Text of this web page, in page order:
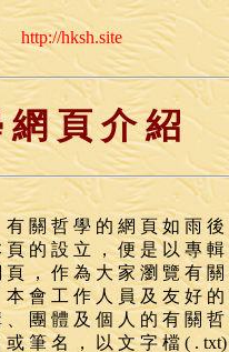
http://hksh.site
網 頁 介 紹
關 哲 學 的 網 頁 如 雨
的 設 立 ， 便 是 以 專
， 作 為 大 家 瀏 覽 有
本 會 工 作 人 員 及 友 好
團 體 及 個 人 的 有 關
筆 名 ， 以 文 字 檔 ( .